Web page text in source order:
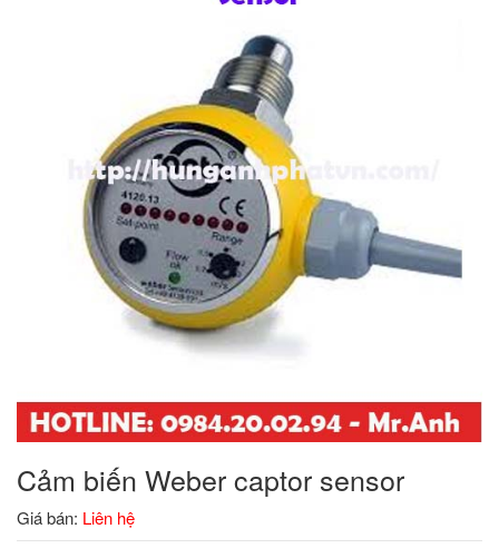
Cảm biến Weber captor sensor
Giá bán: Liên hệ